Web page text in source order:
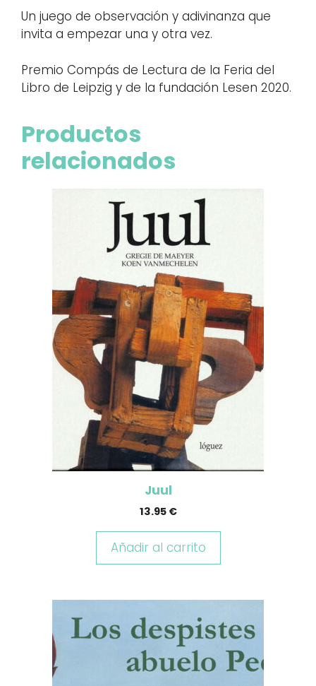
Un juego de observación y adivinanza que
invita a empezar una y otra vez.
Premio Compás de Lectura de la Feria del
Libro de Leipzig y de la fundación Lesen 2020.
Productos
relacionados
Juul
13.95 €
Añadir al carrito